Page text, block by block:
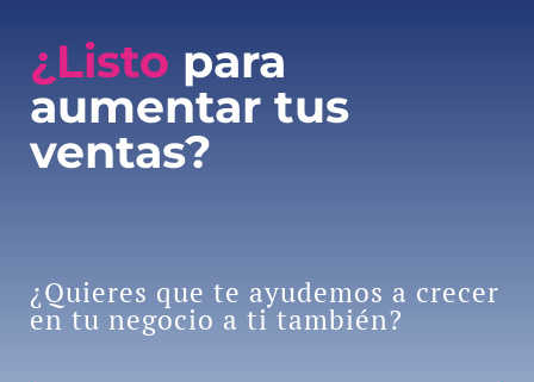
¿Listo para
aumentar tus
ventas?
¿Quieres que te ayudemos a crecer
en tu negocio a ti también?